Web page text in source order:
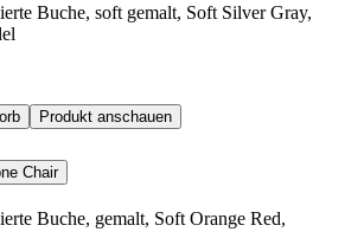
Buche, soft gemalt, Soft Silver Gray,
Produkt anschauen
Chair
Buche, gemalt, Soft Orange Red,